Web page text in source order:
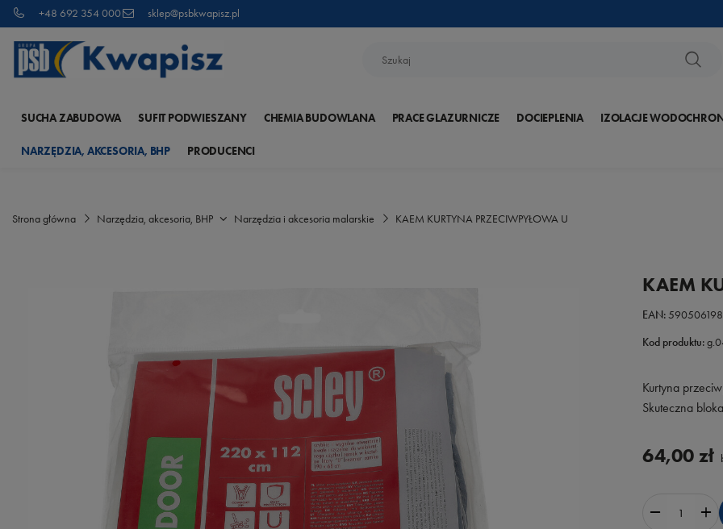
+48 692 354 000 sklep@psbkwapisz.pl
SUCHA ZABUDOWA SUFIT PODWIESZANY CHEMIA BUDOWLANA PRACE GLAZURNICZE DOCIEPLENIA IZOLACJE
NARZĘDZIA, AKCESORIA, BHP PRODUCENCI
Strona główna Narzędzia, akcesoria, BHP Narzędzia i akcesoria malarskie KAEM KURTYNA PRZECIWPYŁOWA U
KAEM
EAN:
Kod produktu:
Kurtyna
Skuteczna
64,00 zł